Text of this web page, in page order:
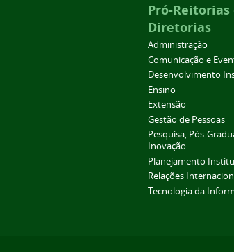
Pró-Reitorias
Diretorias
Administração
Comunicação e
Desenvolvimento
Ensino
Extensão
Gestão de Pessoas
Pesquisa, Pós-
Inovação
Planejamento
Relações
Tecnologia da